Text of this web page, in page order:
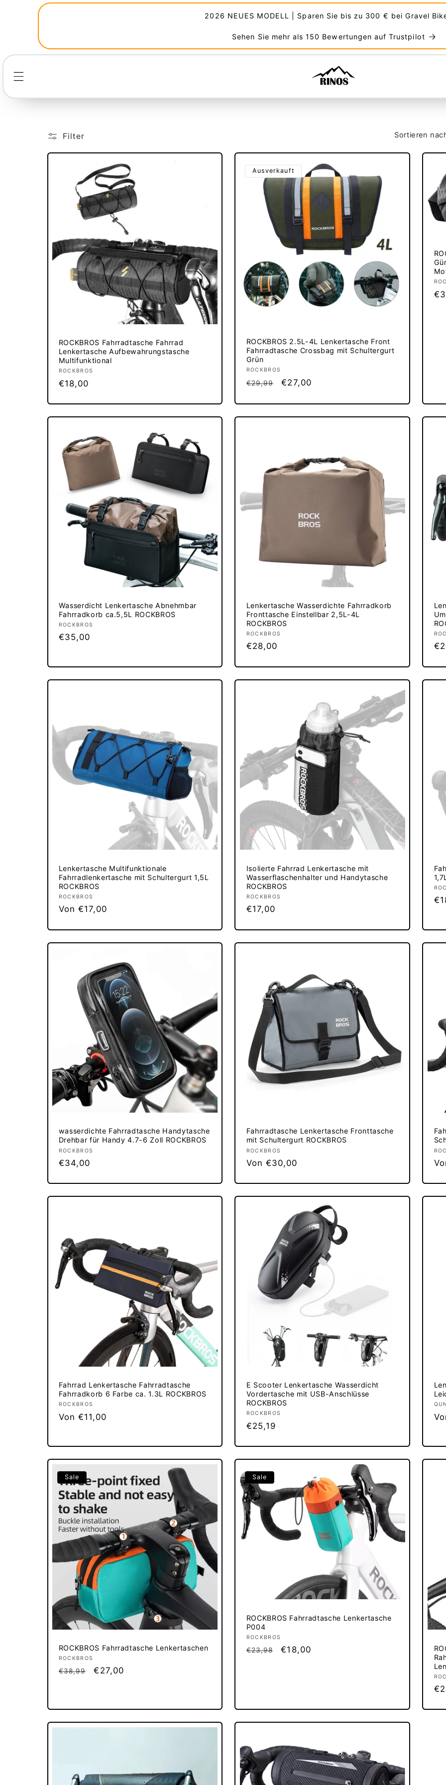
2026 NEUES MODELL | Sparen Sie bis zu 300 € bei Gravel
Sehen Sie mehr als 150 Bewertungen auf Trustpilot
Filter Sortieren
ROCKBROS Fahrradtasche Fahrrad
Lenkertasche Aufbewahrungstasche
Multifunktional
Anbieter:
ROCKBROS
Normaler
€18,00
Ausverkauft
ROCKBROS 2.5L-4L Lenkertasche Front
Fahrradtasche Crossbag mit Schultergurt
Grün
Anbieter:
ROCKBROS
Normaler
€29,99 Verkaufspreis
€27,00
Wasserdicht Lenkertasche Abnehmbar
Fahrradkorb ca.5,5L ROCKBROS
Anbieter:
ROCKBROS
Normaler
€35,00
Lenkertasche Wasserdichte Fahrradkorb
Fronttasche Einstellbar 2,5L-4L
ROCKBROS
Anbieter:
ROCKBROS
Normaler
€28,00
Lenkertasche Multifunktionale
Fahrradlenkertasche mit Schultergurt 1,5L
ROCKBROS
Anbieter:
ROCKBROS
Normaler
Von €17,00
Isolierte Fahrrad Lenkertasche mit
Wasserflaschenhalter und Handytasche
ROCKBROS
Anbieter:
ROCKBROS
Normaler
€17,00
wasserdichte Fahrradtasche Handytasche
Drehbar für Handy 4.7-6 Zoll ROCKBROS
Anbieter:
ROCKBROS
Normaler
€34,00
Fahrradtasche Lenkertasche Fronttasche
mit Schultergurt ROCKBROS
Anbieter:
ROCKBROS
Normaler
Von €30,00
Fahrrad Lenkertasche Fahrradtasche
Fahrradkorb 6 Farbe ca. 1.3L ROCKBROS
Anbieter:
ROCKBROS
Normaler
Von €11,00
E Scooter Lenkertasche Wasserdicht
Vordertasche mit USB-Anschlüsse
ROCKBROS
Anbieter:
ROCKBROS
Normaler
€25,19
Sale
ROCKBROS Fahrradtasche Lenkertaschen
Anbieter:
ROCKBROS
Normaler
€38,99 Verkaufspreis
€27,00
Sale
ROCKBROS Fahrradtasche Lenkertasche
P004
Anbieter:
ROCKBROS
Normaler
€23,98 Verkaufspreis
€18,00